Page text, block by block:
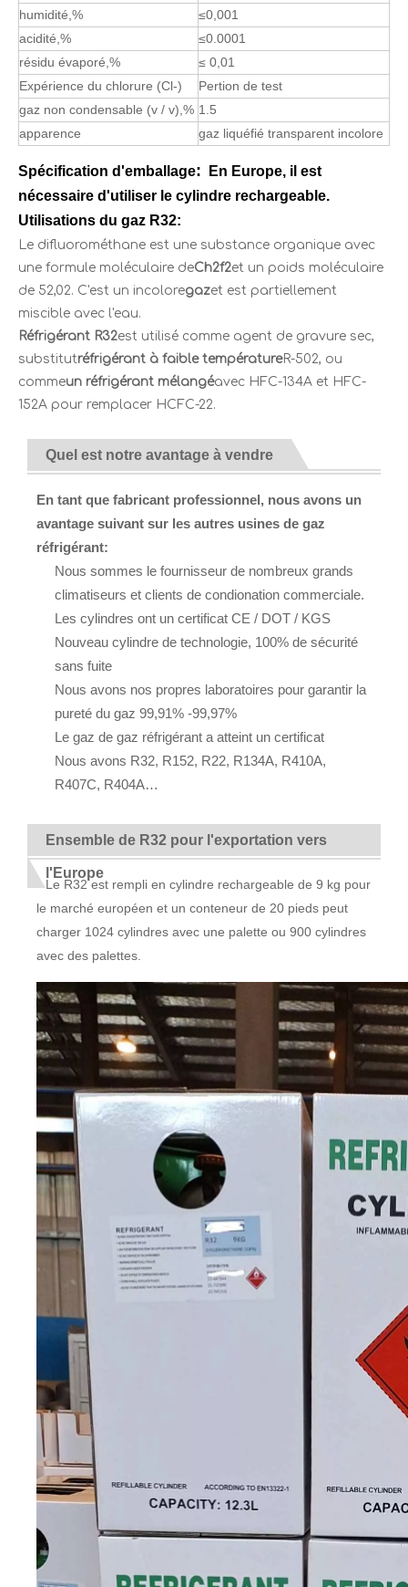
humidité,%
≤0,001
acidité,%
≤0.0001
résidu évaporé,%
≤ 0,01
Expérience du chlorure (Cl-)
Pertion de test
gaz non condensable (v / v),% 1.5
apparence
gaz liquéfié transparent incolore
Spécification d'emballage: En Europe, il est
nécessaire d'utiliser le cylindre rechargeable.
Utilisations du gaz R32:
Le difluorométhane est une substance organique avec
une formule moléculaire deCh2f2et un poids moléculaire
de 52,02. C'est un incoloregazet est partiellement
miscible avec l'eau.
Réfrigérant R32est utilisé comme agent de gravure sec,
substitutréfrigérant à faible températureR-502, ou
commeun réfrigérant mélangéavec HFC-134A et HFC-
152A pour remplacer HCFC-22.
Quel est notre avantage à vendre
En tant que fabricant professionnel, nous avons un
avantage suivant sur les autres usines de gaz
réfrigérant:
Nous sommes le fournisseur de nombreux grands
climatiseurs et clients de condionation commerciale.
Les cylindres ont un certificat CE / DOT / KGS
Nouveau cylindre de technologie, 100% de sécurité
sans fuite
Nous avons nos propres laboratoires pour garantir la
pureté du gaz 99,91% -99,97%
Le gaz de gaz réfrigérant a atteint un certificat
Nous avons R32, R152, R22, R134A, R410A,
R407C, R404A…
Ensemble de R32 pour l'exportation vers
l'Europe
Le R32 est rempli en cylindre rechargeable de 9 kg pour
le marché européen et un conteneur de 20 pieds peut
charger 1024 cylindres avec une palette ou 900 cylindres
avec des palettes.